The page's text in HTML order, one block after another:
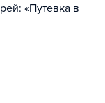
«Путевка в